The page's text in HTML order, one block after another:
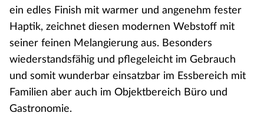
ein edles Finish mit warmer und angenehm fester
Haptik, zeichnet diesen modernen Webstoff mit
seiner feinen Melangierung aus. Besonders
wiederstandsfähig und pflegeleicht im Gebrauch
und somit wunderbar einsatzbar im Essbereich mit
Familien aber auch im Objektbereich Büro und
Gastronomie.